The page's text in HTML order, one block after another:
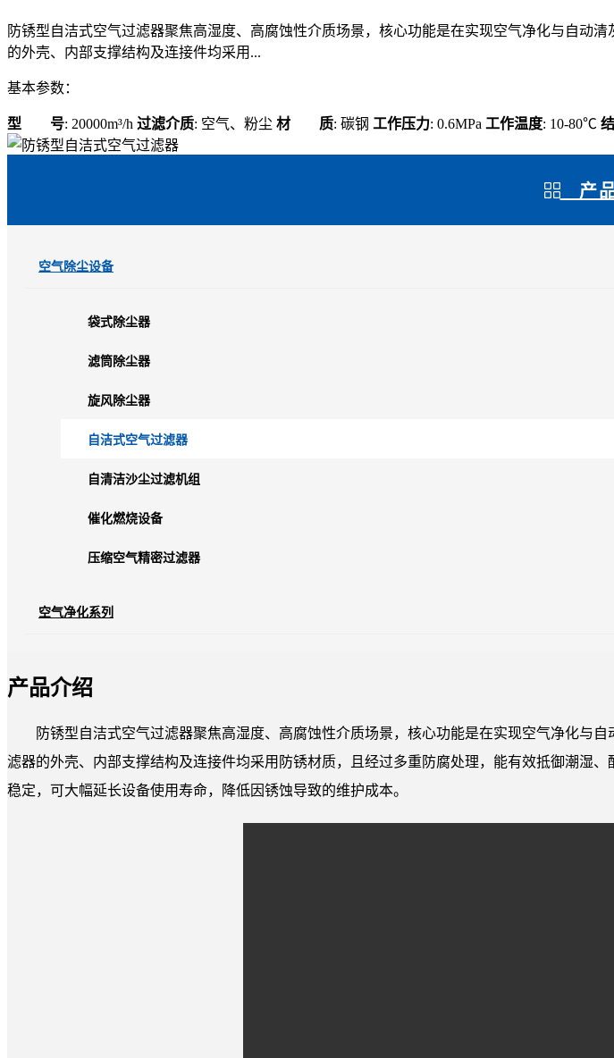
防锈型自洁式空气过滤器聚焦高湿度、高腐蚀性介质场景，核心功能是在实现空气净化与自动
的外壳、内部支撑结构及连接件均采用...
基本参数：
型 号: 20000m³/h 过滤介质: 空气、粉尘 材 质: 碳钢 工作压力: 0.6MPa 工作温度: 10-80℃
产品
空气除尘设备
袋式除尘器
滤筒除尘器
旋风除尘器
自洁式空气过滤器
自清洁沙尘过滤机组
催化燃烧设备
压缩空气精密过滤器
空气净化系列
产品介绍
防锈型自洁式空气过滤器聚焦高湿度、高腐蚀性介质场景，核心功能是在实现空气净化与
滤器的外壳、内部支撑结构及连接件均采用防锈材质，且经过多重防腐处理，能有效抵御潮湿
稳定，可大幅延长设备使用寿命，降低因锈蚀导致的维护成本。